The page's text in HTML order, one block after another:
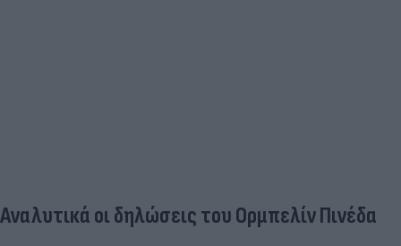
Αναλυτικά οι δηλώσεις του Ορμπελίν Πινέδα